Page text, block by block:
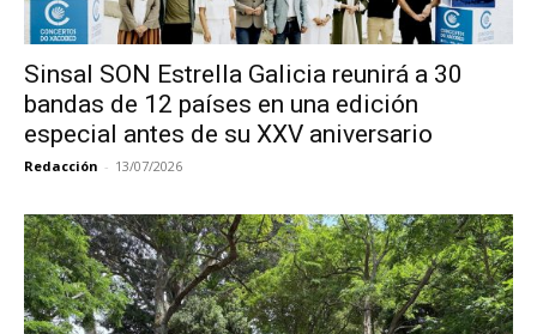
Sinsal SON Estrella Galicia reunirá a 30
bandas de 12 países en una edición
especial antes de su XXV aniversario
Redacción - 13/07/2026